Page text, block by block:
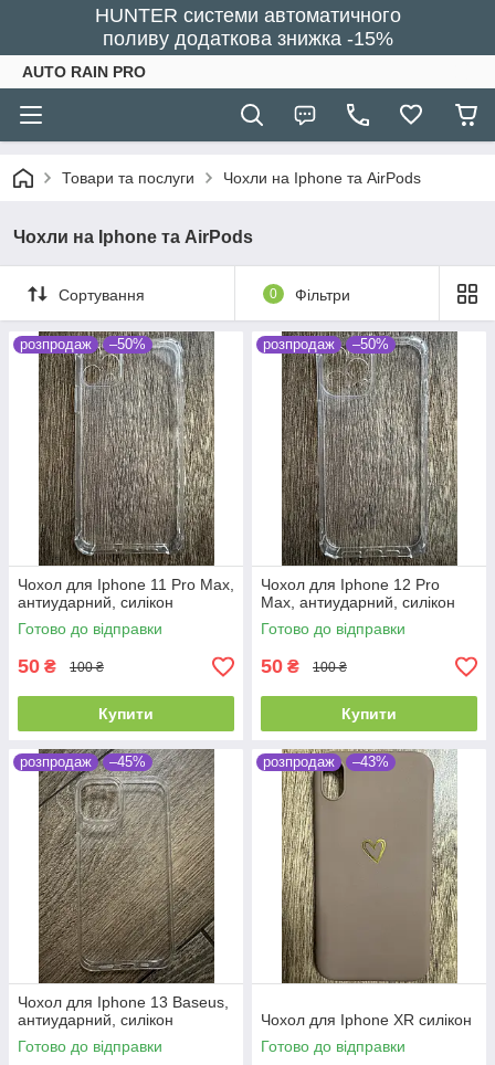
HUNTER системи автоматичного
поливу додаткова знижка -15%
AUTO RAIN PRO
Товари та послуги Чохли на Iphone та AirPods
Чохли на Iphone та AirPods
Сортування 0 Фільтри
розпродаж –50%
Чохол для Iphone 11 Pro Max,
антиударний, силікон
Готово до відправки
50 ₴ 100 ₴
Купити
розпродаж –50%
Чохол для Iphone 12 Pro
Max, антиударний, силікон
Готово до відправки
50 ₴ 100 ₴
Купити
розпродаж –45%
Чохол для Iphone 13 Baseus,
антиударний, силікон
Готово до відправки
розпродаж –43%
Чохол для Iphone XR силікон
Готово до відправки